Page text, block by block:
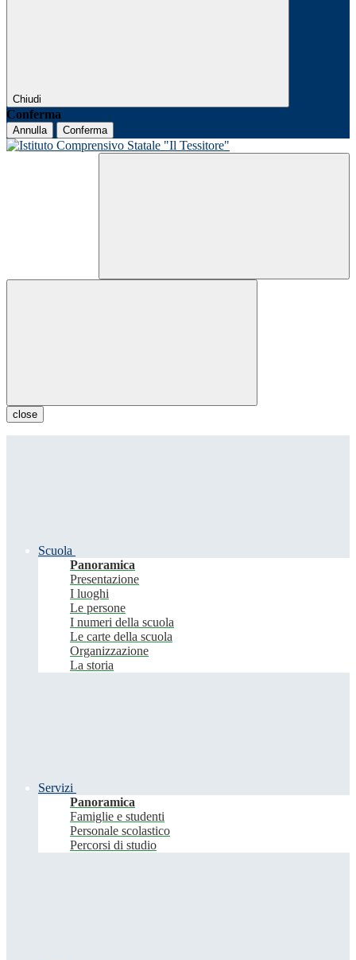
Chiudi
Conferma
Annulla Conferma
close
Scuola
Panoramica
Presentazione
I luoghi
Le persone
I numeri della scuola
Le carte della scuola
Organizzazione
La storia
Servizi
Panoramica
Famiglie e studenti
Personale scolastico
Percorsi di studio